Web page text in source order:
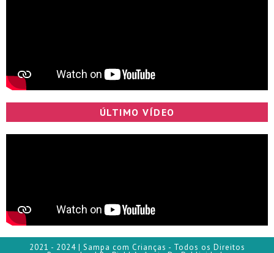
ÚLTIMO VÍDEO
2021 - 2024 | Sampa com Crianças - Todos os Direitos